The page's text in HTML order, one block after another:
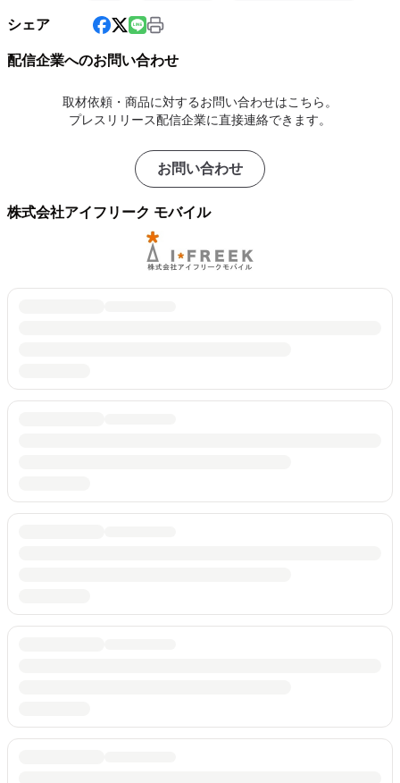
シェア
配信企業へのお問い合わせ
取材依頼・商品に対するお問い合わせはこちら。
プレスリリース配信企業に直接連絡できます。
お問い合わせ
株式会社アイフリーク モバイル